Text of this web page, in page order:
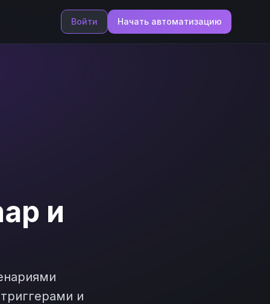
Войти Начать автоматизацию
и
и